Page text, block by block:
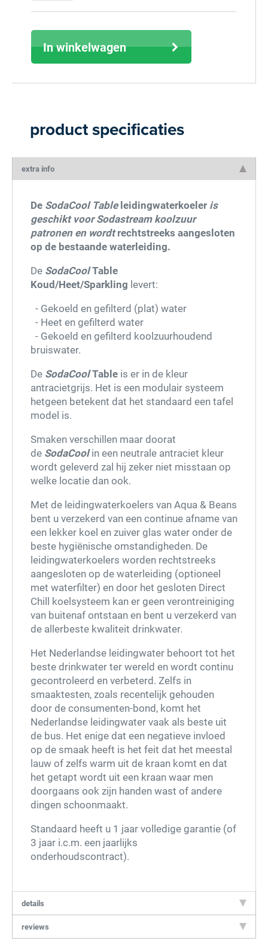
In winkelwagen
product specificaties
extra info
De SodaCool Tableleidingwaterkoeler is
geschikt voor Sodastream koolzuur
patronen en wordtrechtstreeks aangesloten
op de bestaande waterleiding.
De SodaCoolTable
Koud/Heet/Sparkling levert:
- Gekoeld en gefilterd (plat) water
- Heet en gefilterd water
- Gekoeld en gefilterd koolzuurhoudend
bruiswater.
De SodaCoolTable is er in de kleur
antracietgrijs. Het is een modulair systeem
hetgeen betekent dat het standaard een tafel
model is.
Smaken verschillen maar doorat
de SodaCool in een neutrale antraciet kleur
wordt geleverd zal hij zeker niet misstaan op
welke locatie dan ook.
Met de leidingwaterkoelers van Aqua & Beans
bent u verzekerd van een continue afname van
een lekker koel en zuiver glas water onder de
beste hygiënische omstandigheden. De
leidingwaterkoelers worden rechtstreeks
aangesloten op de waterleiding (optioneel
met waterfilter) en door het gesloten Direct
Chill koelsysteem kan er geen verontreiniging
van buitenaf ontstaan en bent u verzekerd van
de allerbeste kwaliteit drinkwater.
Het Nederlandse leidingwater behoort tot het
beste drinkwater ter wereld en wordt continu
gecontroleerd en verbeterd. Zelfs in
smaaktesten, zoals recentelijk gehouden
door de consumenten-bond, komt het
Nederlandse leidingwater vaak als beste uit
de bus. Het enige dat een negatieve invloed
op de smaak heeft is het feit dat het meestal
lauw of zelfs warm uit de kraan komt en dat
het getapt wordt uit een kraan waar men
doorgaans ook zijn handen wast of andere
dingen schoonmaakt.
Standaard heeft u 1 jaar volledige garantie (of
3 jaar i.c.m. een jaarlijks
onderhoudscontract).
details
reviews